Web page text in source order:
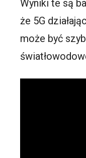
Wyniki te są
że 5G
może być